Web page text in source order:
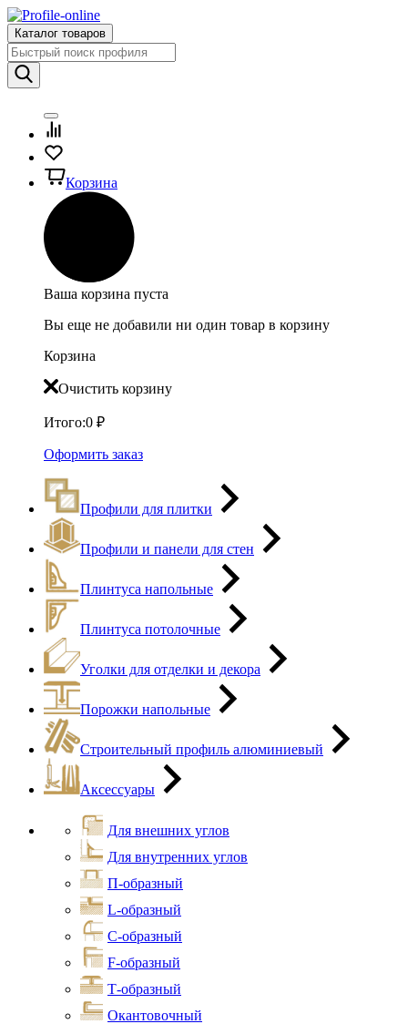
Каталог товаров
Корзина
Ваша корзина пуста
Вы еще не добавили ни один товар в корзину
Корзина
Очистить корзину
Итого:0 ₽
Оформить заказ
Профили для плитки
Профили и панели для стен
Плинтуса напольные
Плинтуса потолочные
Уголки для отделки и декора
Порожки напольные
Строительный профиль алюминиевый
Аксессуары
Для внешних углов
Для внутренних углов
П-образный
L-образный
С-образный
F-образный
Т-образный
Окантовочный